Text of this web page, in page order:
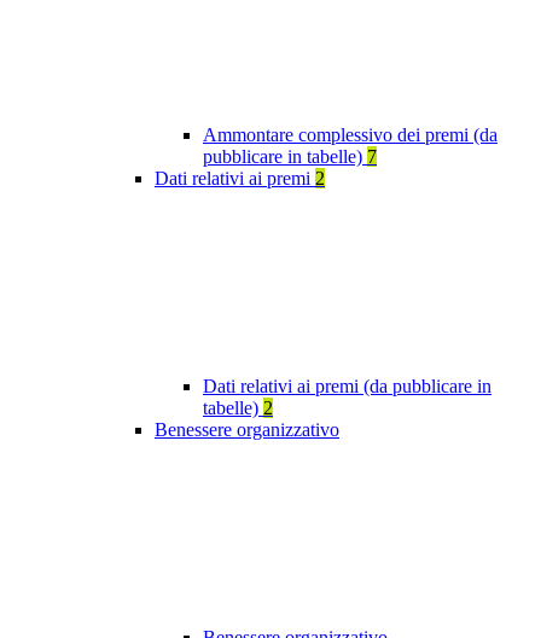
Ammontare complessivo dei premi (da
pubblicare in tabelle) 7
Dati relativi ai premi 2
Dati relativi ai premi (da pubblicare in
tabelle) 2
Benessere organizzativo